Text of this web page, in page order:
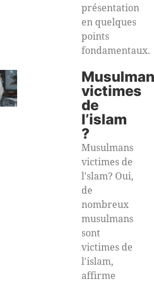
présentation
en quelques
points
fondamentaux.
victimes
de
l’islam
?
Musulmans
victimes de
l'slam? Oui,
de
nombreux
musulmans
sont
victimes de
l'islam,
affirme